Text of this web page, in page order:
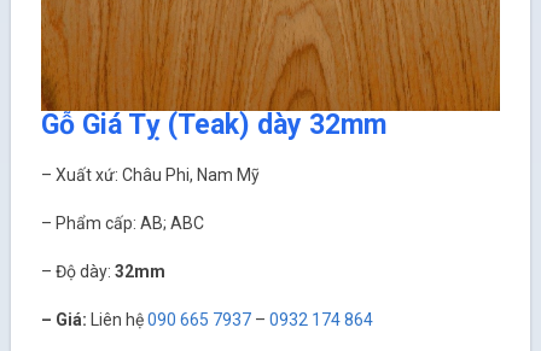
Gỗ Giá Tỵ (Teak) dày 32mm
– Xuất xứ: Châu Phi, Nam Mỹ
– Phẩm cấp: AB; ABC
– Độ dày: 32mm
– Giá: Liên hệ090 665 7937– 0932 174 864